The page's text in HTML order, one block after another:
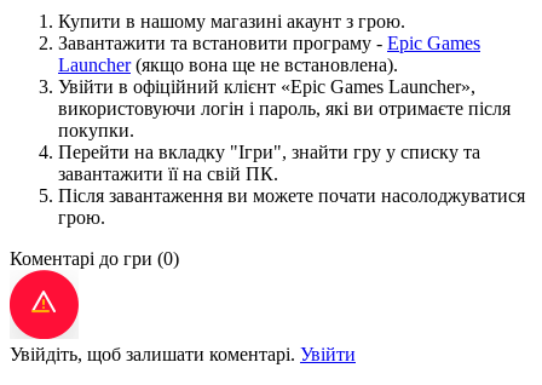
Купити в нашому магазині акаунт з грою.
Завантажити та встановити програму - Epic Games
Launcher(якщо вона ще не встановлена).
Увійти в офіційний клієнт «Epic Games Launcher»,
використовуючи логін і пароль, які ви отримаєте після
покупки.
Перейти на вкладку "Ігри", знайти гру у списку та
завантажити її на свій ПК.
Після завантаження ви можете почати насолоджуватися
грою.
Коментарі до гри (0)
Увійдіть, щоб залишати коментарі. Увійти